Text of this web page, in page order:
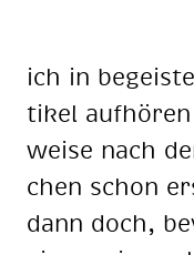
ich in
ti­kel
wei­se nach
chen schon
dann doch,